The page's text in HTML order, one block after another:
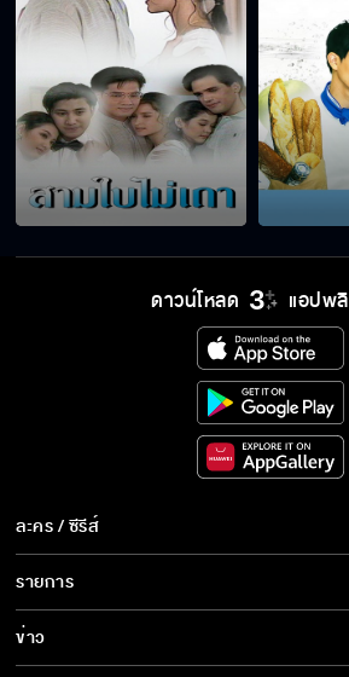
หนูเล็กไม่เป็นหนี้ใครอี
ต้องเจอ ต้องเจ็บ ต้อง
ขอบคุณมากนะ ที่เห็นค่า
ผมจะลบชื่อคุณออกจาก
ไม่มีทางกลับไปเป็นเห
ดาวน์โหลด แอปพ
ละคร / ซีรีส์
ละคร/ซีรีส์
ซีรีส์นานาชาติ
การ์ตูน & เกม
รายการ
รายการทั้งหมด
ข่าว